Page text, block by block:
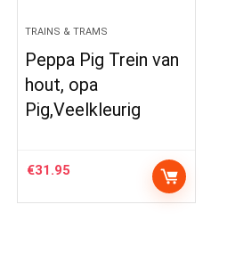
TRAINS & TRAMS
Peppa Pig Trein van
hout, opa
Pig,Veelkleurig
€31.95